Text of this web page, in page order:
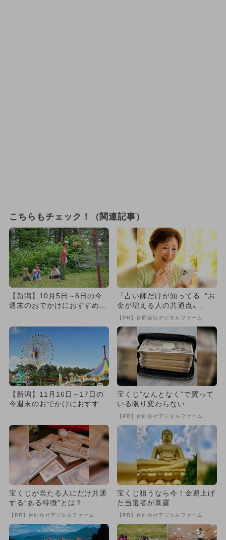
こちらもチェック！（関連記事）
【新潟】10月5日～6日の今
週末のおでかけにおすすめ！
「占い師だけが知ってる〝お
金が増える人の共通点〟」
【PR】合同会社デジタルファーム
【新潟】11月16日～17日の
今週末のおでかけにおすす
ン...
宝くじ“なんとなく”で買って
いる限り変わらない
【PR】合同会社デジタルファーム
宝くじが当たる人にだけ共通
する“ある特徴”とは？
【PR】合同会社デジタルファーム
宝くじ狙うなら今！金運上げ
た当選者が暴露
【PR】合同会社デジタルファーム